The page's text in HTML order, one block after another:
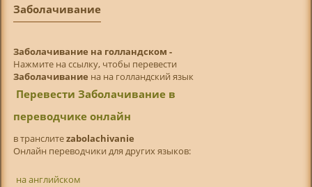
Заболачивание
Заболачивание на голландском -
Нажмите на ссылку, чтобы перевести
Заболачивание на на голландский язык
Перевести Заболачивание в
переводчике онлайн
в транслитezabolachivanie
Онлайн переводчики для других языков:
на английском